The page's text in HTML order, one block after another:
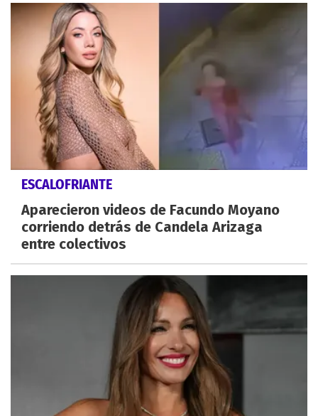
ESCALOFRIANTE
Aparecieron videos de Facundo Moyano
corriendo detrás de Candela Arizaga
entre colectivos